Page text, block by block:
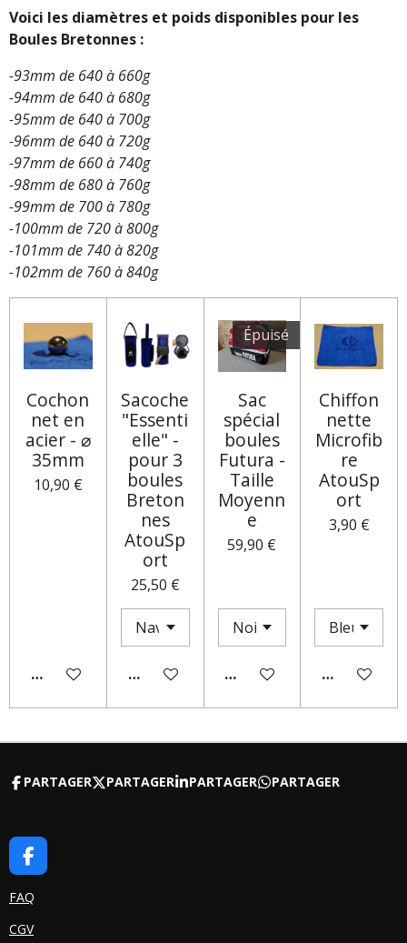
G
A
G
G
A
G
Voici les diamètres et poids disponibles pour les
Boules Bretonnes :
-93mm de 640 à 660g
-94mm de 640 à 680g
-95mm de 640 à 700g
-96mm de 640 à 720g
-97mm de 660 à 740g
-98mm de 680 à 760g
-99mm de 700 à 780g
-100mm de 720 à 800g
-101mm de 740 à 820g
-102mm de 760 à 840g
Cochon
net en
acier - ⌀
35mm
10,90 €
AJOUTER AU PANIER
Sacoche
"Essenti
elle" -
pour 3
boules
Breton
nes
AtouSp
ort
25,50 €
AJOUTER AU PANIER
Épuisé
Sac
spécial
boules
Futura -
Taille
Moyenn
e
59,90 €
M'AVERTIR SI DISPONIBLE
Chiffon
nette
Microfib
re
AtouSp
ort
3,90 €
AJOUTER
PARTAGER PARTAGER PARTAGER PARTAGER
F
A
C
B
FAQ
CGV